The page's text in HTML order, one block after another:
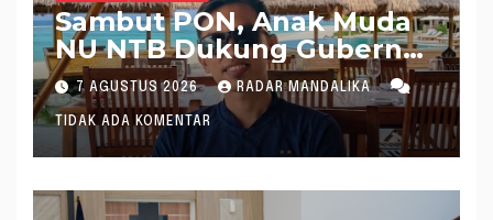
Sambut PON, Anak Muda
NU NTB Dukung Gubernur
Pimpin KONI NTB
7 AGUSTUS 2026 RADAR MANDALIKA
TIDAK ADA KOMENTAR